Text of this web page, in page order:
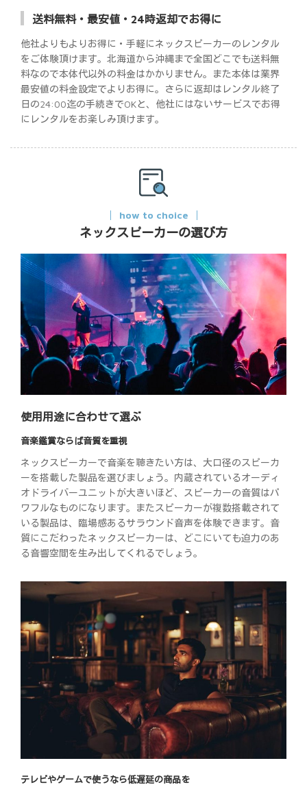
送料無料・最安値・24時返却でお得に
他社よりもよりお得に・手軽にネックスピーカーのレンタル
をご体験頂けます。北海道から沖縄まで全国どこでも送料無
料なので本体代以外の料金はかかりません。また本体は業界
最安値の料金設定でよりお得に。さらに返却はレンタル終了
日の24:00迄の手続きでOKと、他社にはないサービスでお得
にレンタルをお楽しみ頂けます。
how to choice
ネックスピーカーの選び方
使用用途に合わせて選ぶ
音楽鑑賞ならば音質を重視
ネックスピーカーで音楽を聴きたい方は、大口径のスピーカ
ーを搭載した製品を選びましょう。内蔵されているオーディ
オドライバーユニットが大きいほど、スピーカーの音質はパ
ワフルなものになります。またスピーカーが複数搭載されて
いる製品は、臨場感あるサラウンド音声を体験できます。音
質にこだわったネックスピーカーは、どこにいても迫力のあ
る音響空間を生み出してくれるでしょう。
テレビやゲームで使うなら低遅延の商品を